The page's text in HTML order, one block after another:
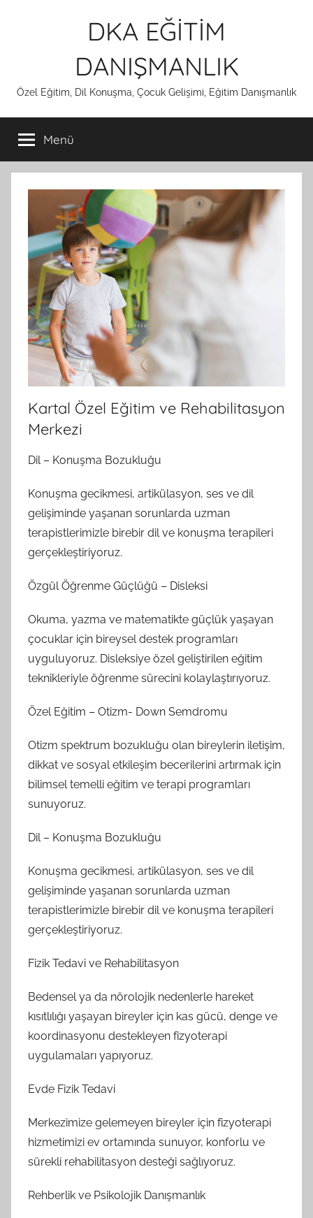
DKA EĞİTİM
DANIŞMANLIK
Özel Eğitim, Dil Konuşma, Çocuk Gelişimi, Eğitim Danışmanlık
Menü
Kartal Özel Eğitim ve Rehabilitasyon
Merkezi
Dil – Konuşma Bozukluğu
Konuşma gecikmesi, artikülasyon, ses ve dil
gelişiminde yaşanan sorunlarda uzman
terapistlerimizle birebir dil ve konuşma terapileri
gerçekleştiriyoruz.
Özgül Öğrenme Güçlüğü – Disleksi
Okuma, yazma ve matematikte güçlük yaşayan
çocuklar için bireysel destek programları
uyguluyoruz. Disleksiye özel geliştirilen eğitim
teknikleriyle öğrenme sürecini kolaylaştırıyoruz.
Özel Eğitim – Otizm- Down Semdromu
Otizm spektrum bozukluğu olan bireylerin iletişim,
dikkat ve sosyal etkileşim becerilerini artırmak için
bilimsel temelli eğitim ve terapi programları
sunuyoruz.
Dil – Konuşma Bozukluğu
Konuşma gecikmesi, artikülasyon, ses ve dil
gelişiminde yaşanan sorunlarda uzman
terapistlerimizle birebir dil ve konuşma terapileri
gerçekleştiriyoruz.
Fizik Tedavi ve Rehabilitasyon
Bedensel ya da nörolojik nedenlerle hareket
kısıtlılığı yaşayan bireyler için kas gücü, denge ve
koordinasyonu destekleyen fizyoterapi
uygulamaları yapıyoruz.
Evde Fizik Tedavi
Merkezimize gelemeyen bireyler için fizyoterapi
hizmetimizi ev ortamında sunuyor, konforlu ve
sürekli rehabilitasyon desteği sağlıyoruz.
Rehberlik ve Psikolojik Danışmanlık